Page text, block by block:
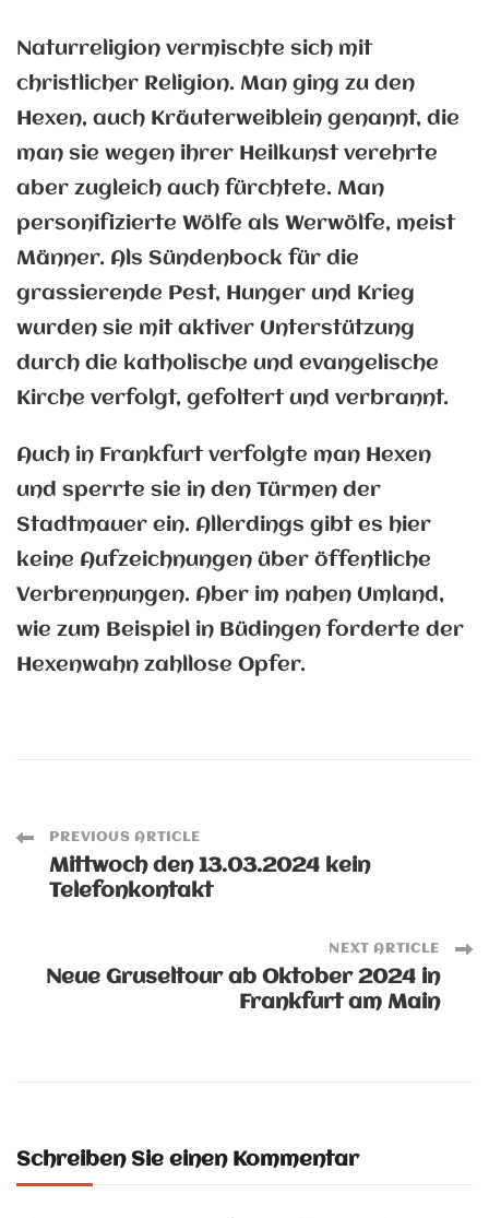
Naturreligion vermischte sich mit
christlicher Religion. Man ging zu den
Hexen, auch Kräuterweiblein genannt, die
man sie wegen ihrer Heilkunst verehrte
aber zugleich auch fürchtete. Man
personifizierte Wölfe als Werwölfe, meist
Männer. Als Sündenbock für die
grassierende Pest, Hunger und Krieg
wurden sie mit aktiver Unterstützung
durch die katholische und evangelische
Kirche verfolgt, gefoltert und verbrannt.
Auch in Frankfurt verfolgte man Hexen
und sperrte sie in den Türmen der
Stadtmauer ein. Allerdings gibt es hier
keine Aufzeichnungen über öffentliche
Verbrennungen. Aber im nahen Umland,
wie zum Beispiel in Büdingen forderte der
Hexenwahn zahllose Opfer.
Post
Navigation
PREVIOUS ARTICLE
Mittwoch den 13.03.2024 kein
Telefonkontakt
NEXT ARTICLE
Neue Gruseltour ab Oktober 2024 in
Frankfurt am Main
Schreiben Sie einen Kommentar